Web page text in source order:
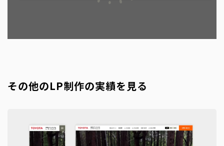
その他のLP制作の実績を見る